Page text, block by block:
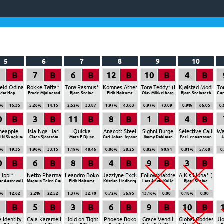
5 6 7 8 9 10
15.35
Odina* (NO)
Hop
B 7
5.26% 14.15
Rokke Tøffa* (NO)
Frode Mjølnerød
B 6
2.52% 33.87
Torø Rasmus* (NO)
Bjørn Steine
B 12
1.97% 43.63
Komnes Athene* (NO)
Eirik Høitomt
B 10
0.97% 73.09
Torø Teddy* (NO)
Olav Mikkelborg
B 4
0.9% 66.05
Kjølstad Modin*
Bjørn Steinseth
B
19.35
N Skoglund
B 3
1.96% 33.15
Isla Nga Hari
Claes Sjöström
B 11
1.19% 48.46
Quicka
Mats E Djuse
B 8
0.86% 58.25
Anacott Steel
Carl Johan Jepson
B 1
0.82% 90.91
Sighni Burge
Jimmy Dahlman
B 4
0.81% 57.68
Selective Calling
Per Lennartsson
B
12.62
Lippi*
Austevoll
B 6
2.2% 22.52
Netto Pharma* (NL)
Magnus Teien Gundersen
B 8
1.37% 32.70
Leandro Boko
Eirik Høitomt
B 4
0.72% 56.95
Jazzlyne Exclusive
Kristian Lindberg
B 9
13.16% 0.00
Followthatdream E.P.* (NO)
Lars Anvar Kolle
B 3
0.18% 0.00
A.K.s Liona* (NO)
Bjørn Steine
B
Identity
B 5
Cala Karamell
B 3
Hold on Tight
B 6
Phoebe Boko
B 9
Grace Vendil
B 10
Global Goddess
B